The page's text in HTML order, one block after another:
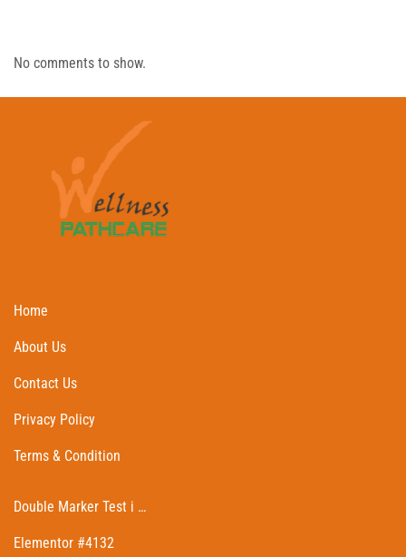
No comments to show.
Home
About Us
Contact Us
Privacy Policy
Terms & Condition
Double Marker Test i …
Elementor #4132